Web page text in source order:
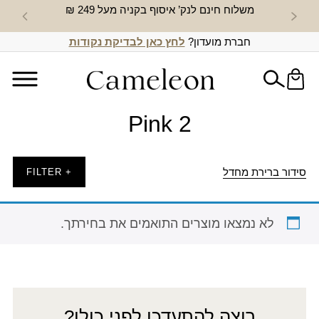
משלוח חינם לנק’ איסוף בקניה מעל 249 ₪ חדש
חברת מועדון? לחץ כאן לבדיקת נקודות
Pink 2
סידור ברירת מחדל + FILTER
לא נמצאו מוצרים התואמים את בחירתך.